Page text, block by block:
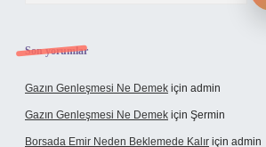
Son yorumlar
Gazın Genleşmesi Ne Demek için admin
Gazın Genleşmesi Ne Demek için Şermin
Borsada Emir Neden Beklemede Kalır için admin